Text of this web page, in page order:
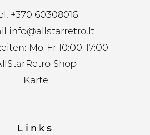
+370 60308016
info@allstarretro.lt
Mo-Fr 10:00-17:00
Shop
Karte
Links